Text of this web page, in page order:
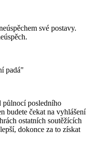
své postavy.
padá"
půlnocí posledního
budete čekat na vyhlášení
ostatních soutěžících
dokonce za to získat